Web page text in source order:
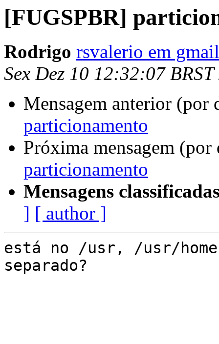
[FUGSPBR]
Rodrigo rsvalerio em
Sex Dez 10 12:32:07
Mensagem anterior (por
particionamento
Próxima mensagem
particionamento
Mensagens
] [ author ]
está no /usr, /usr/
separado?